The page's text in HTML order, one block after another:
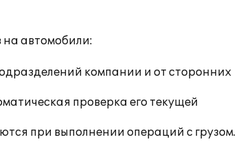
на автомобили:
компании и от сторонних
проверка его текущей
при выполнении операций с грузом.